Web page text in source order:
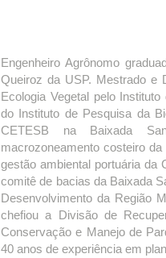
Engenheiro Agrônomo
Queiroz da USP. Mestrado e
Ecologia Vegetal pelo
do Instituto de Pesquisa da
CETESB na Baixada
macrozoneamento costeiro
gestão ambiental portuária da
comitê de bacias da Baixada
Desenvolvimento da Região
chefiou a Divisão de
Conservação e Manejo de
40 anos de experiência em